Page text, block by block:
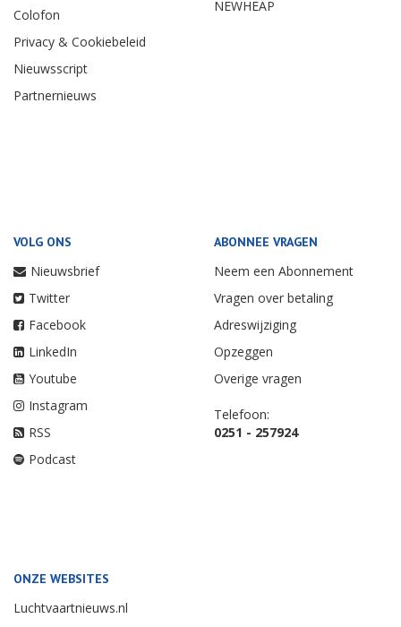
Colofon
Privacy & Cookiebeleid
Nieuwsscript
Partnernieuws
NEWHEAP
VOLG ONS
Nieuwsbrief
Twitter
Facebook
LinkedIn
Youtube
Instagram
RSS
Podcast
ABONNEE VRAGEN
Neem een Abonnement
Vragen over betaling
Adreswijziging
Opzeggen
Overige vragen
Telefoon:
0251 - 257924
ONZE WEBSITES
Luchtvaartnieuws.nl